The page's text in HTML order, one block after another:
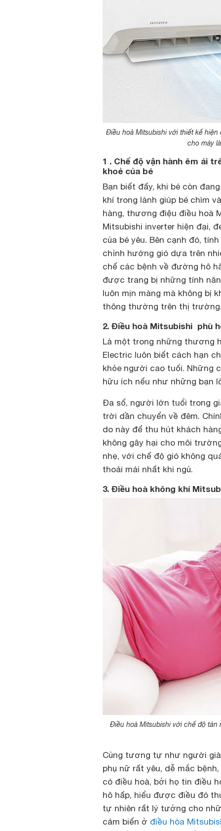
Điều hoà Mitsubishi với thiết kế
cho máy
1 . Chế độ vận hành êm ái
khoẻ của bé
Bạn biết đấy, khi bé còn
khí trong lành giúp bé chìm
hàng, thương điệu điều hoà
Mitsubishi inverter hiện đại,
của bé yêu. Bên cạnh đó,
chỉnh hướng gió dựa trên
chế các bệnh về đường hô
được trang bị những tính
luôn mịn màng mà không bị
thông thường trên thị
2. Điều hoà Mitsubishi phù
Là một trong những thương
Electric luôn biết cách hạn
khỏe người cao tuổi. Những
hữu ích nếu như những bạn
Đa số, người lớn tuổi trong
trời dần chuyển về đêm.
do này để thu hút khách
không gây hại cho môi
nhẹ, với chế độ gió không
thoải mái nhất khi ngủ.
3. Điều hoà không khí
Điều hoà Mitsubishi với chế độ tản
Củng tương tự như người
phụ nữ rất yêu, dễ mắc
có điều hoà, bởi họ tin điều
hô hấp, hiểu được điều đó
tự nhiên rất lý tưởng cho
cảm biến ở điều hòa